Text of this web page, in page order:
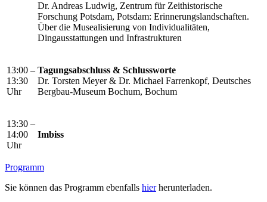
Dr. Andreas Ludwig, Zentrum für Zeithistorische
Forschung Potsdam, Potsdam: Erinnerungslandschaften.
Über die Musealisierung von Individualitäten,
Dingausstattungen und Infrastrukturen
13:00 –
13:30
Uhr
Tagungsabschluss & Schlussworte
Dr. Torsten Meyer & Dr. Michael Farrenkopf, Deutsches
Bergbau-Museum Bochum, Bochum
13:30 –
14:00
Uhr
Imbiss
Programm
Sie können das Programm ebenfalls hierherunterladen.